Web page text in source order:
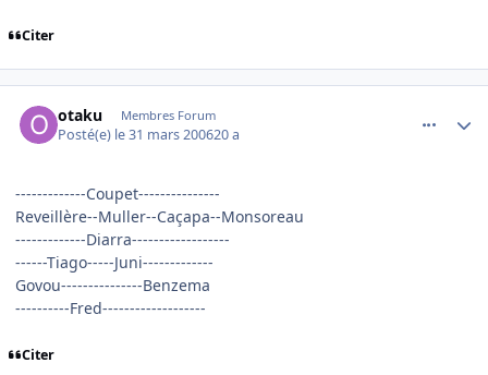
Citer
otaku Membres Forum
Posté(e) le 31 mars 200620 a
-------------Coupet---------------
Reveillère--Muller--Caçapa--Monsoreau
-------------Diarra------------------
------Tiago-----Juni-------------
Govou---------------Benzema
----------Fred-------------------
Citer